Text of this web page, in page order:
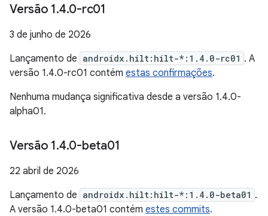
Versão 1.4.0-rc01
3 de junho de 2026
Lançamento de androidx.hilt:hilt-*:1.4.0-rc01 . A
versão 1.4.0-rc01 contém estas confirmações.
Nenhuma mudança significativa desde a versão 1.4.0-
alpha01.
Versão 1.4.0-beta01
22 abril de 2026
Lançamento de androidx.hilt:hilt-*:1.4.0-beta01 .
A versão 1.4.0-beta01 contém estes commits.